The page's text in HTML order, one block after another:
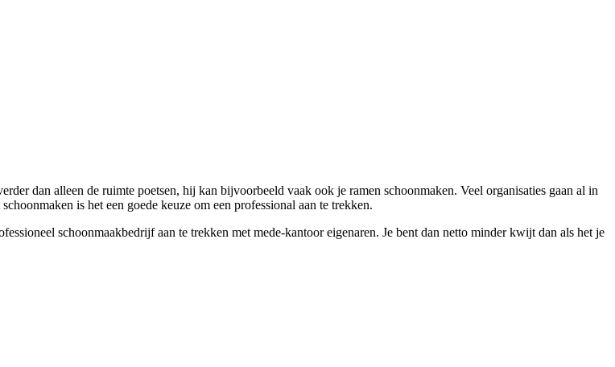
dan alleen de ruimte poetsen, hij kan bijvoorbeeld vaak ook je ramen schoonmaken. Veel organisaties gaan al in
is het een goede keuze om een professional aan te trekken.
schoonmaakbedrijf aan te trekken met mede-kantoor eigenaren. Je bent dan netto minder kwijt dan als het je